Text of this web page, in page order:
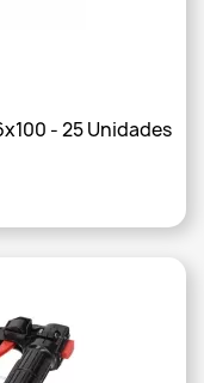
- 25 Unidades